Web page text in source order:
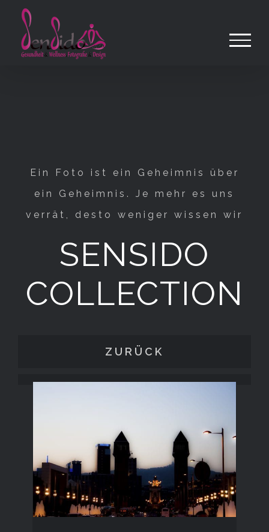
Inhalt
springen
Ein Foto ist ein Geheimnis über
ein Geheimnis. Je mehr es uns
verrät, desto weniger wissen wir
SENSIDO
COLLECTION
ZURÜCK
IMPRESSIONEN